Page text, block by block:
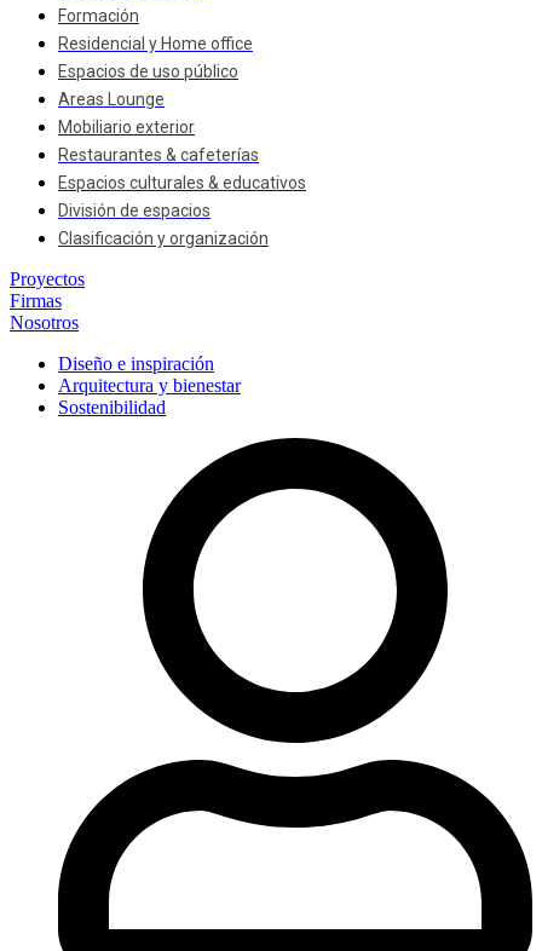
Formación
Residencial y Home office
Espacios de uso público
Areas Lounge
Mobiliario exterior
Restaurantes & cafeterías
Espacios culturales & educativos
División de espacios
Clasificación y organización
Proyectos
Firmas
Nosotros
Diseño e inspiración
Arquitectura y bienestar
Sostenibilidad